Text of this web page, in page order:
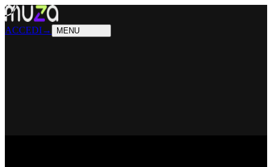
ACCEDI→ MENU
PRODOTTI Cosa sappiamo fare
SOLUZIONIChi possiamo aiutare